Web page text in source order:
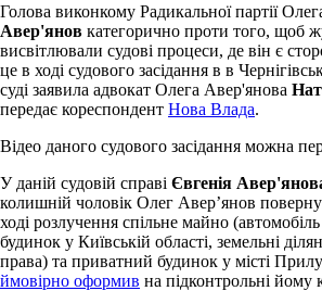
Голова виконкому Радикальної партії
Авер'янов категорично проти того, щоб
висвітлювали судові процеси, де він є
це в ході судового засідання в в
суді заявила адвокат Олега Авер'янова
передає кореспондент Нова Влада.
Відео даного судового засідання можна
У даній судовій справі Євгенія
колишній чоловік Олег Авер’янов
ході розлучення спільне майно
будинок у Київській області, земельні
права) та приватний будинок у місті
ймовірно оформив на підконтрольні йому